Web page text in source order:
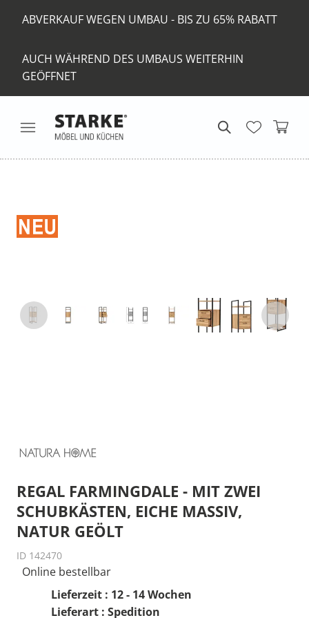
ABVERKAUF WEGEN UMBAU - BIS ZU 65% RABATT
AUCH WÄHREND DES UMBAUS WEITERHIN
GEÖFFNET
REGAL FARMINGDALE - MIT ZWEI
SCHUBKÄSTEN, EICHE MASSIV,
NATUR GEÖLT
ID 142470
Online bestellbar
Lieferzeit : 12 - 14 Wochen
Lieferart : Spedition